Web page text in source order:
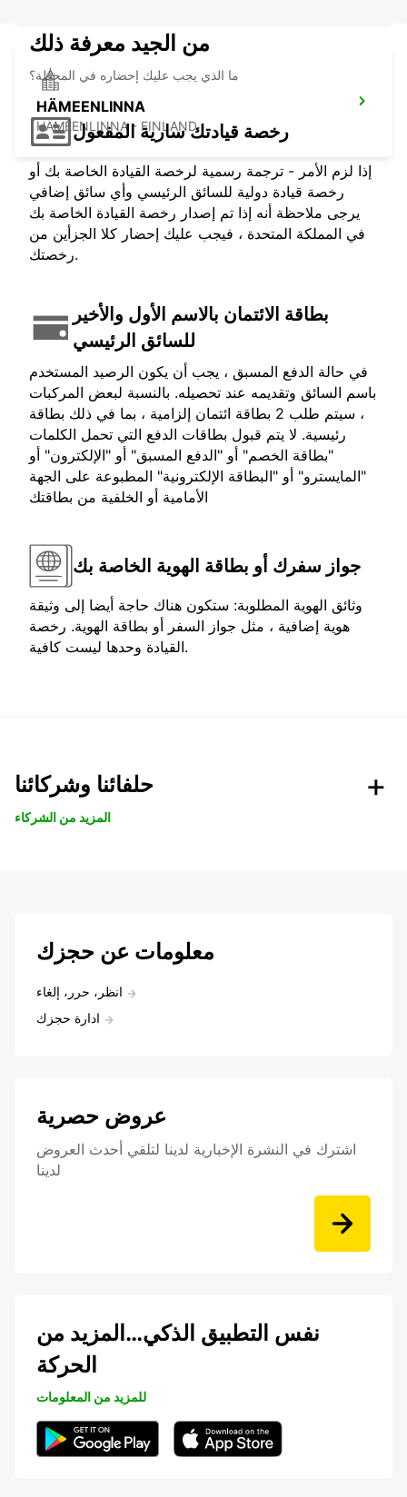
HÄMEENLINNA
HÄMEENLINNA - FINLAND
من الجيد معرفة ذلك
ما الذي يجب عليك إحضاره في المحطة؟
رخصة قيادتك سارية المفعول
إذا لزم الأمر - ترجمة رسمية لرخصة القيادة الخاصة بك أو
رخصة قيادة دولية للسائق الرئيسي وأي سائق إضافي
يرجى ملاحظة أنه إذا تم إصدار رخصة القيادة الخاصة بك
في المملكة المتحدة ، فيجب عليك إحضار كلا الجزأين من
رخصتك.
بطاقة الائتمان بالاسم الأول والأخير
للسائق الرئيسي
في حالة الدفع المسبق ، يجب أن يكون الرصيد المستخدم
باسم السائق وتقديمه عند تحصيله. بالنسبة لبعض المركبات
، سيتم طلب 2 بطاقة ائتمان إلزامية ، بما في ذلك بطاقة
رئيسية. لا يتم قبول بطاقات الدفع التي تحمل الكلمات
"بطاقة الخصم" أو "الدفع المسبق" أو "الإلكترون" أو
"المايسترو" أو "البطاقة الإلكترونية" المطبوعة على الجهة
الأمامية أو الخلفية من بطاقتك
جواز سفرك أو بطاقة الهوية الخاصة بك
وثائق الهوية المطلوبة: ستكون هناك حاجة أيضا إلى وثيقة
هوية إضافية ، مثل جواز السفر أو بطاقة الهوية. رخصة
القيادة وحدها ليست كافية.
حلفائنا وشركائنا
المزيد من الشركاء
معلومات عن حجزك
انظر، حرر، إلغاء
ادارة حجزك
عروض حصرية
اشترك في النشرة الإخبارية لدينا لتلقي أحدث العروض
لدينا
نفس التطبيق الذكي…المزيد من
الحركة
للمزيد من المعلومات